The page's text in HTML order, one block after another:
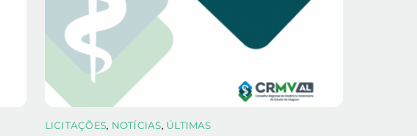
LICITAÇÕES, NOTÍCIAS, ÚLTIMAS